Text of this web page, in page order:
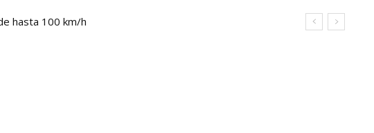
hasta 100 km/h